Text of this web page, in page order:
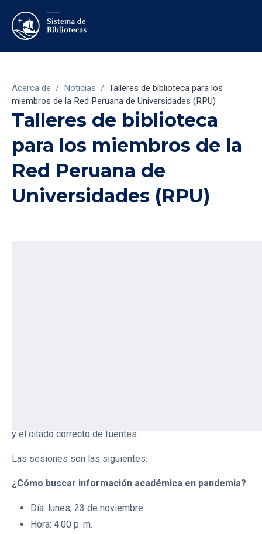
Acerca de / Noticias / Talleres de biblioteca para los
miembros de la Red Peruana de Universidades (RPU)
Talleres de biblioteca
para los miembros de la
Red Peruana de
Universidades (RPU)
y el citado correcto de fuentes.
Las sesiones son las siguientes:
¿Cómo buscar información académica en pandemia?
Día: lunes, 23 de noviembre
Hora: 4:00 p. m.